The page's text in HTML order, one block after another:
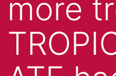
more